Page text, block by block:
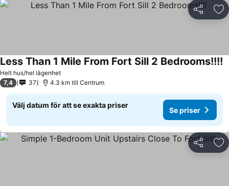
Dela
Helt hus/hel lägenhet
Less Than 1 Mile From Fort Sill 2 Bedrooms!!!!
7,4 37 4.3 km till Centrum
Välj datum för att se exakta priser
Se priser
Dela